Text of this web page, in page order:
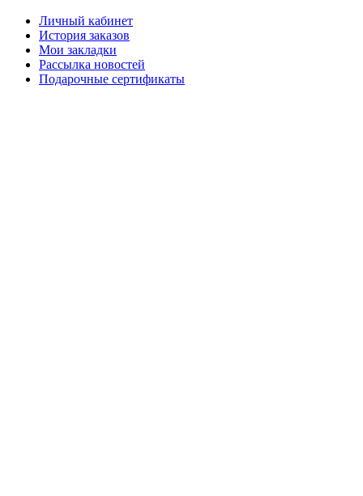
Личный кабинет
История заказов
Мои закладки
Рассылка новостей
Подарочные сертификаты